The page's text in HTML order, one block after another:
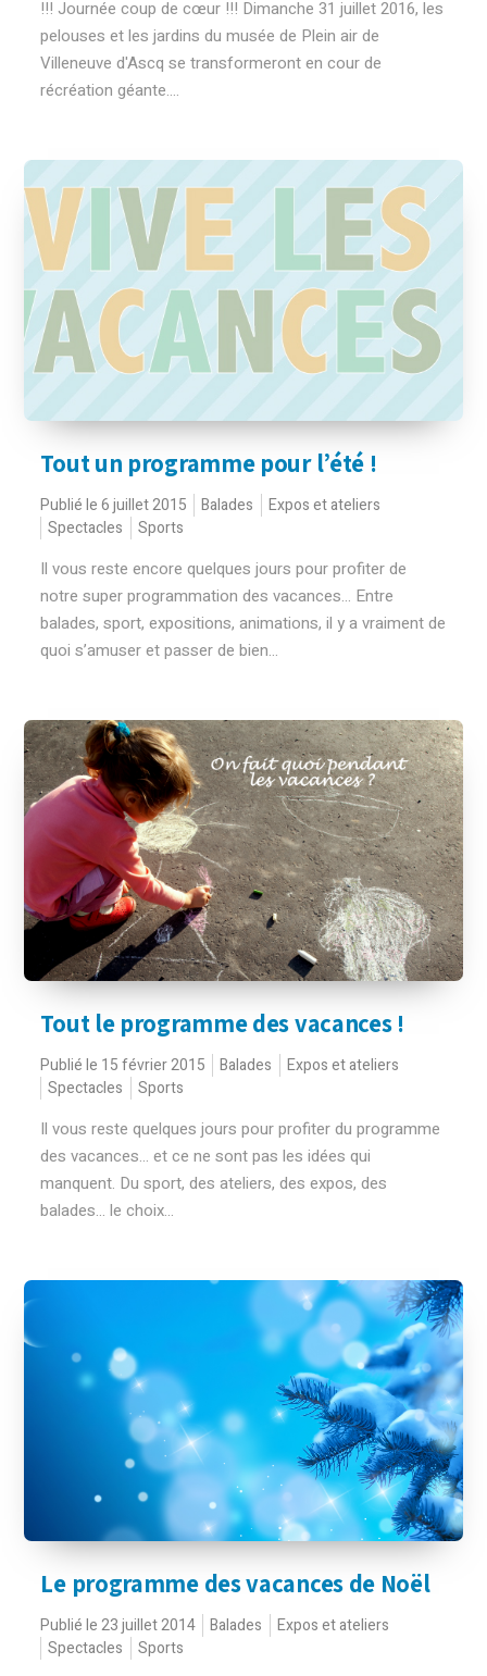
!!! Journée coup de cœur !!! Dimanche 31 juillet 2016, les
pelouses et les jardins du musée de Plein air de
Villeneuve d'Ascq se transformeront en cour de
récréation géante....
Tout un programme pour l’été !
Publié le 6 juillet 2015 Balades
Expos et ateliers
Spectacles
Sports
Il vous reste encore quelques jours pour profiter de
notre super programmation des vacances... Entre
balades, sport, expositions, animations, il y a vraiment de
quoi s’amuser et passer de bien...
Tout le programme des vacances !
Publié le 15 février 2015 Balades
Expos et ateliers
Spectacles
Sports
Il vous reste quelques jours pour profiter du programme
des vacances... et ce ne sont pas les idées qui
manquent. Du sport, des ateliers, des expos, des
balades… le choix...
Le programme des vacances de Noël
Publié le 23 juillet 2014 Balades
Expos et ateliers
Spectacles
Sports